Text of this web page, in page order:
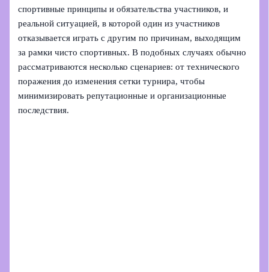
спортивные принципы и обязательства участников, и
реальной ситуацией, в которой один из участников
отказывается играть с другим по причинам, выходящим
за рамки чисто спортивных. В подобных случаях обычно
рассматриваются несколько сценариев: от технического
поражения до изменения сетки турнира, чтобы
минимизировать репутационные и организационные
последствия.